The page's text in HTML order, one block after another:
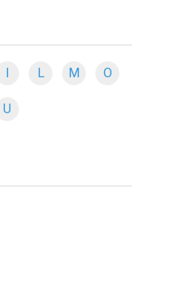
L M O
U